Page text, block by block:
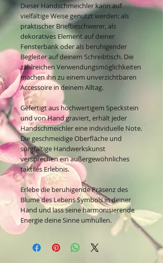
Dieser Handschmeichler kann auf
vielfältige Weise genutzt werden: als
praktischer Briefbeschwerer, als
dekoratives Element auf deiner
Fensterbank oder als beruhigender
Begleiter auf deinem Schreibtisch. Die
zahlreichen Verwendungsmöglichkeiten
machen ihn zu einem unverzichtbaren
Accessoire in deinem Alltag.
Gefertigt aus hochwertigem Speckstein
und von Hand graviert, erhält jeder
Handschmeichler eine individuelle Note.
Die geschmeidige Oberfläche und
sorgfältige Handwerkskunst
versprechen ein außergewöhnliches
taktiles Erlebnis.
Erlebe die beruhigende Präsenz des
Blume des Lebens Symbols in deiner
Hand und lass seine harmonisierende
Energie deine Sinne umhüllen.